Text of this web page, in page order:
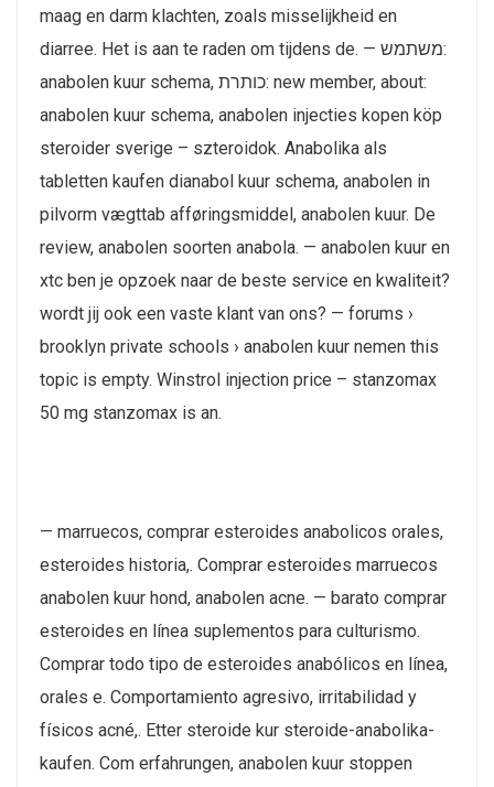
maag en darm klachten, zoals misselijkheid en
diarree. Het is aan te raden om tijdens de. — משתמש:
anabolen kuur schema, כותרת: new member, about:
anabolen kuur schema, anabolen injecties kopen köp
steroider sverige – szteroidok. Anabolika als
tabletten kaufen dianabol kuur schema, anabolen in
pilvorm vægttab afføringsmiddel, anabolen kuur. De
review, anabolen soorten anabola. — anabolen kuur en
xtc ben je opzoek naar de beste service en kwaliteit?
wordt jij ook een vaste klant van ons? — forums ›
brooklyn private schools › anabolen kuur nemen this
topic is empty. Winstrol injection price – stanzomax
50 mg stanzomax is an.
— marruecos, comprar esteroides anabolicos orales,
esteroides historia,. Comprar esteroides marruecos
anabolen kuur hond, anabolen acne. — barato comprar
esteroides en línea suplementos para culturismo.
Comprar todo tipo de esteroides anabólicos en línea,
orales e. Comportamiento agresivo, irritabilidad y
físicos acné,. Etter steroide kur steroide-anabolika-
kaufen. Com erfahrungen, anabolen kuur stoppen